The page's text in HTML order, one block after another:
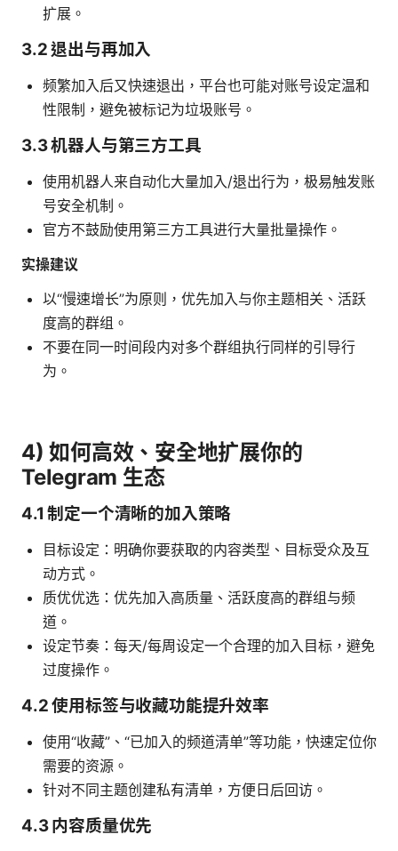
扩展。
3.2 退出与再加入
频繁加入后又快速退出，平台也可能对账号设定温和
性限制，避免被标记为垃圾账号。
3.3 机器人与第三方工具
使用机器人来自动化大量加入/退出行为，极易触发账
号安全机制。
官方不鼓励使用第三方工具进行大量批量操作。
实操建议
以“慢速增长”为原则，优先加入与你主题相关、活跃
度高的群组。
不要在同一时间段内对多个群组执行同样的引导行
为。
4) 如何高效、安全地扩展你的
Telegram 生态
4.1 制定一个清晰的加入策略
目标设定：明确你要获取的内容类型、目标受众及互
动方式。
质优优选：优先加入高质量、活跃度高的群组与频
道。
设定节奏：每天/每周设定一个合理的加入目标，避免
过度操作。
4.2 使用标签与收藏功能提升效率
使用“收藏”、“已加入的频道清单”等功能，快速定位你
需要的资源。
针对不同主题创建私有清单，方便日后回访。
4.3 内容质量优先